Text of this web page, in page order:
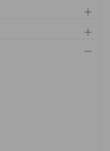
add
add
remove